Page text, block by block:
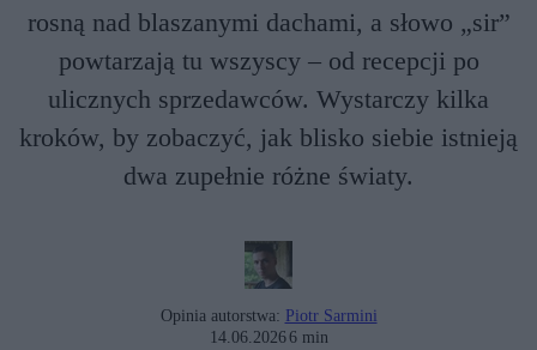
rosną nad blaszanymi dachami, a słowo „sir”
powtarzają tu wszyscy – od recepcji po
ulicznych sprzedawców. Wystarczy kilka
kroków, by zobaczyć, jak blisko siebie istnieją
dwa zupełnie różne światy.
Opinia autorstwa: Piotr Sarmini
14.06.20266 min